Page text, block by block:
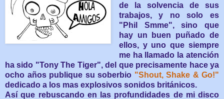
de la solvencia de sus
trabajos, y no solo es
"Phil Smme", sino que
hay un buen puñado de
ellos, y uno que siempre
me ha llamado la atención
ha sido "Tony The Tiger", del que precisamente hace ya
ocho años publique su soberbio "Shout, Shake & Go!"
dedicado a los mas explosivos sonidos británicos.
Así que rebuscando en las profundidades de mi disco